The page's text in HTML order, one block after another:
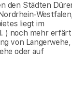
den Städten
liegt im
) noch mehr erfärt
von Langerwehe,
oder auf